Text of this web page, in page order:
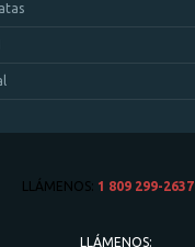
LLÁMENOS: 1 809 299-2637
LLÁMENOS: